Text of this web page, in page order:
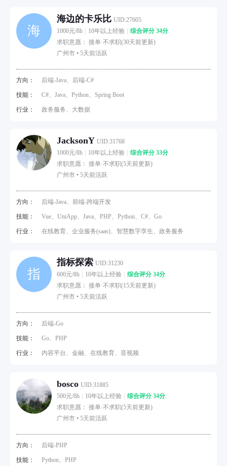
海
海边的卡乐比 UID:27605
1000元/8h
10年以上经验
综合评分 34分
求职意愿： 接单·不求职(30天前更新)
广州市 • 5天前活跃
方向： 后端-Java、后端-C#
技能： C#、Java、Python、Spring Boot
行业： 政务服务、大数据
JacksonY UID:31768
1000元/8h
10年以上经验
综合评分 33分
求职意愿： 接单·不求职(5天前更新)
广州市 • 5天前活跃
方向： 后端-Java、前端-跨端开发
技能： Vue、UniApp、Java、PHP、Python、C#、Go
行业： 在线教育、企业服务(saas)、智慧数字孪生、政务服务
指
指标探索 UID:31230
600元/8h
10年以上经验
综合评分 34分
求职意愿： 接单·不求职(15天前更新)
广州市 • 5天前活跃
方向： 后端-Go
技能： Go、PHP
行业： 内容平台、金融、在线教育、音视频
bosco UID:31885
500元/8h
10年以上经验
综合评分 34分
求职意愿： 接单·不求职(5天前更新)
广州市 • 5天前活跃
方向： 后端-PHP
技能： Python、PHP